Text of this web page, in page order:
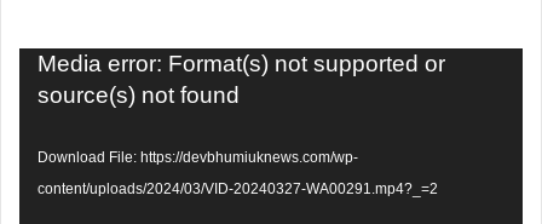
Video
Player
Media error: Format(s) not supported or
source(s) not found
Download File: https://devbhumiuknews.com/wp-
content/uploads/2024/03/VID-20240327-WA00291.mp4?_=2